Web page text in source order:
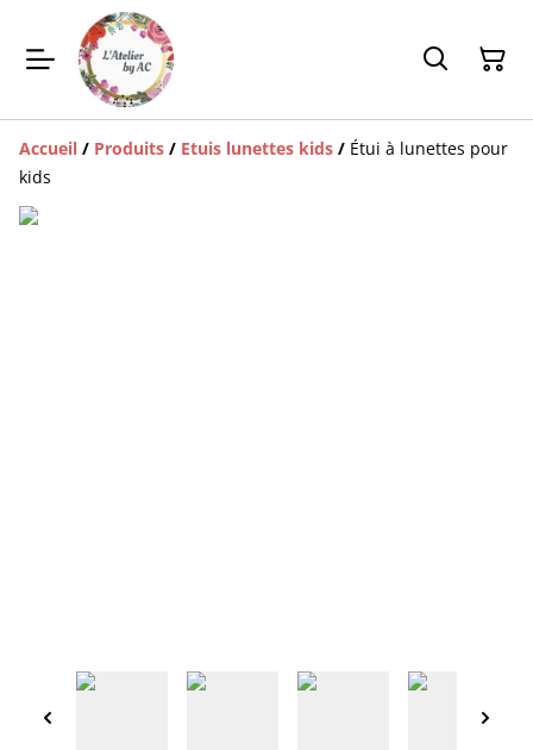
Accueil / Produits / Etuis lunettes kids / Étui à lunettes pour
kids